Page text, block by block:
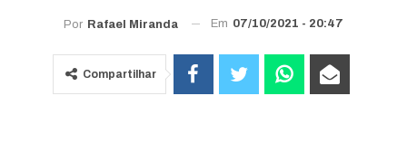
Por Rafael Miranda Em 07/10/2021 - 20:47
Compartilhar